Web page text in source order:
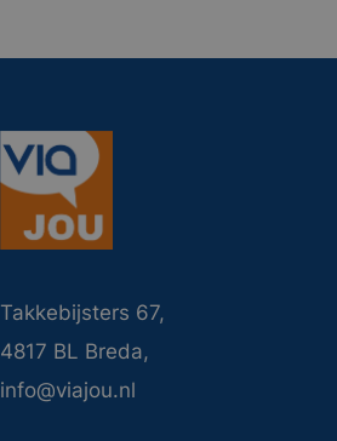
Takkebijsters 67,
4817 BL Breda,
info@viajou.nl